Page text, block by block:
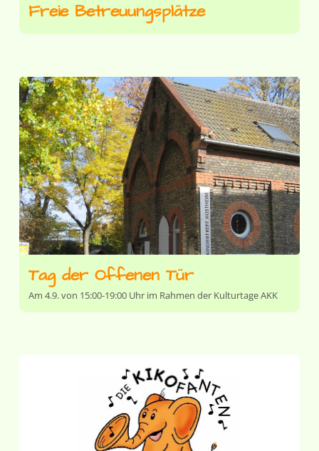
Freie Betreuungsplätze
Tag der Offenen Tür
Am 4.9. von 15:00-19:00 Uhr im Rahmen der Kulturtage AKK